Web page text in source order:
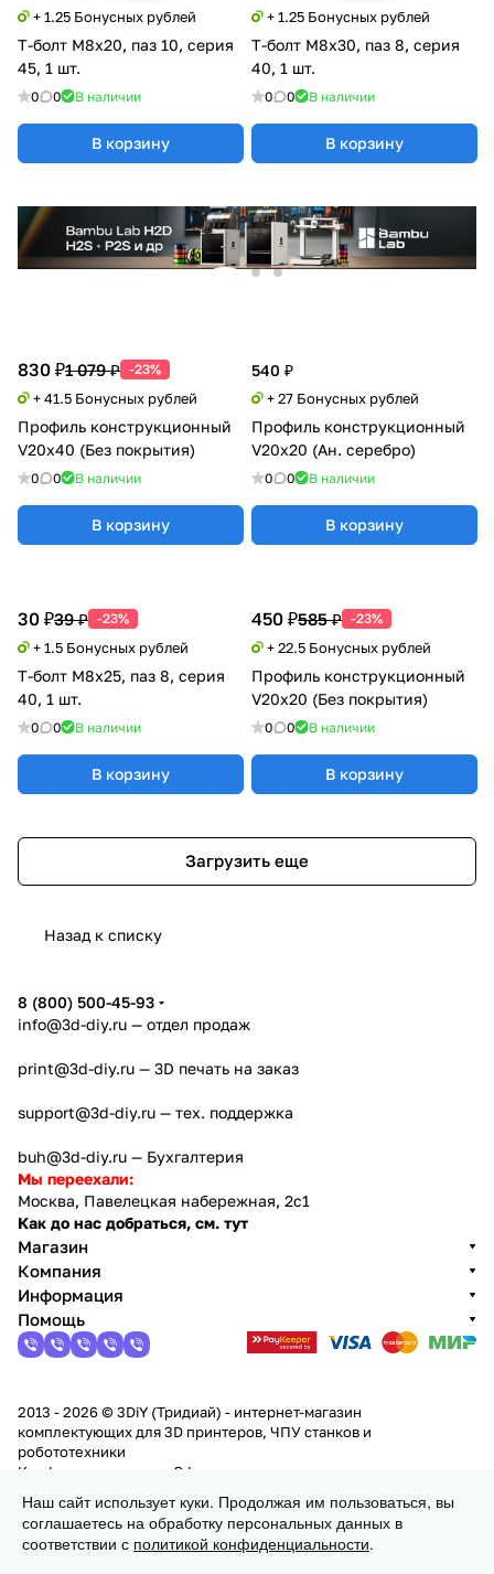
+ 1.25 Бонусных рублей
Т-болт М8х20, паз 10, серия
45, 1 шт.
0 0 В наличии
В корзину
+ 1.25 Бонусных рублей
Т-болт М8х30, паз 8, серия
40, 1 шт.
0 0 В наличии
В корзину
830 ₽1 079 ₽ -23%
+ 41.5 Бонусных рублей
Профиль конструкционный
V20х40 (Без покрытия)
0 0 В наличии
В корзину
540 ₽
+ 27 Бонусных рублей
Профиль конструкционный
V20х20 (Ан. серебро)
0 0 В наличии
В корзину
30 ₽39 ₽ -23%
+ 1.5 Бонусных рублей
Т-болт М8х25, паз 8, серия
40, 1 шт.
0 0 В наличии
В корзину
450 ₽585 ₽ -23%
+ 22.5 Бонусных рублей
Профиль конструкционный
V20х20 (Без покрытия)
0 0 В наличии
В корзину
Загрузить еще
Назад к списку
В корзину
8 (800) 500-45-93
info@3d-diy.ru — отдел продаж
print@3d-diy.ru — 3D печать на заказ
support@3d-diy.ru — тех. поддержка
buh@3d-diy.ru — Бухгалтерия
Мы переехали:
Москва, Павелецкая набережная, 2с1
Как до нас добраться, см. тут
Магазин
Компания
Информация
Помощь
2013 - 2026 © 3DiY (Тридиай) - интернет-магазин
комплектующих для 3D принтеров, ЧПУ станков и
робототехники
Конфиденциальность Оферта
Наш сайт использует куки. Продолжая им пользоваться, вы
соглашаетесь на обработку персональных данных в
соответствии с политикой конфиденциальности.